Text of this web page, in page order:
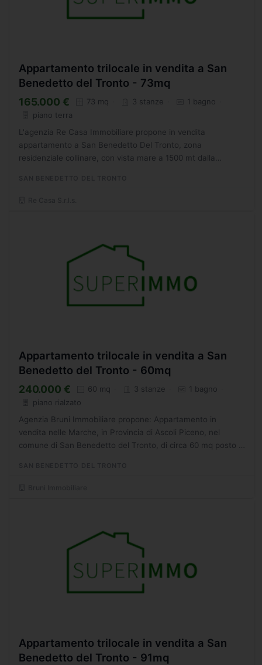
Appartamento trilocale in vendita a San
Benedetto del Tronto - 73mq
165.000 € 73 mq 3 stanze
1 bagno
piano terra
L'agenzia Re Casa Immobiliare propone in vendita
appartamento a San Benedetto Del Tronto, zona
residenziale collinare, con vista mare a 1500 mt dalla
Appartamento trilocale in vendita a San
Benedetto del Tronto - 60mq
240.000 € 60 mq 3 stanze
1 bagno
piano rialzato
Agenzia Bruni Immobiliare propone: Appartamento in
vendita nelle Marche, in Provincia di Ascoli Piceno, nel
comune di San Benedetto del Tronto, di circa 60 mq posto al
Appartamento trilocale in vendita a San
Benedetto del Tronto - 91mq